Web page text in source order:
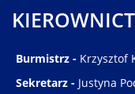
Burmistrz - Krzysztof
Sekretarz - Justyna